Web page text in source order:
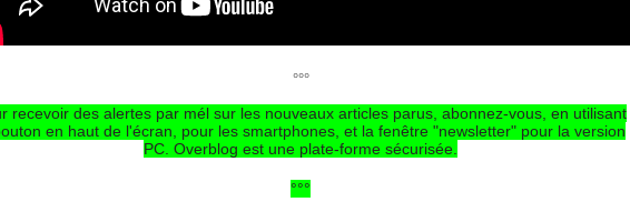
°°°
recevoir des alertes par mél sur les nouveaux articles parus, abonnez-vous, en utilisant
en haut de l'écran, pour les smartphones, et la fenêtre "newsletter" pour la version
PC. Overblog est une plate-forme sécurisée.
°°°